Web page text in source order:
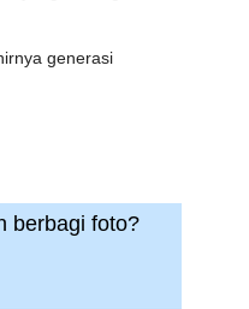
generasi
berbagi foto?